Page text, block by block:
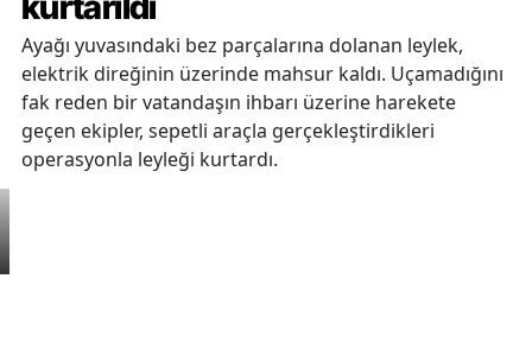
Ayağı yuvasındaki bez parçalarına dolanan leylek,
elektrik direğinin üzerinde mahsur kaldı. Uçamadığını
fak reden bir vatandaşın ihbarı üzerine harekete
geçen ekipler, sepetli araçla gerçekleştirdikleri
operasyonla leyleği kurtardı.